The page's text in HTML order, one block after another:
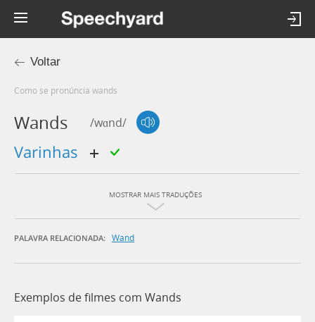
Voltar
Como se pronúncia wands
Wands /wɑnd/
varinhas
MOSTRAR MAIS TRADUÇÕES
PALAVRA RELACIONADA: Wand
Exemplos de filmes com Wands